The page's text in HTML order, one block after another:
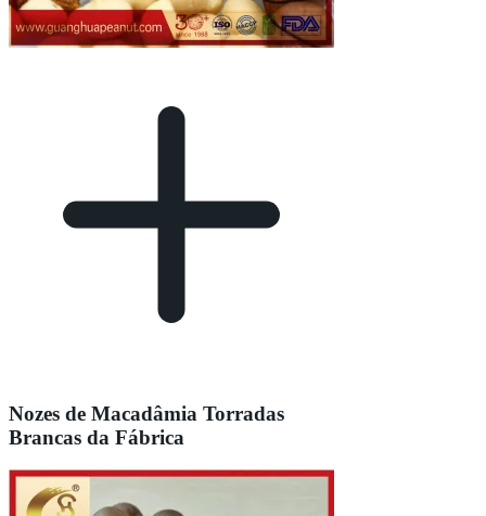
Nozes de Macadâmia Torradas
Brancas da Fábrica